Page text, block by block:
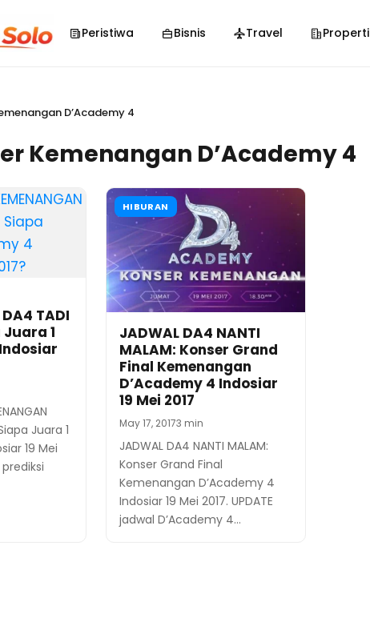
Peristiwa Bisnis Travel Properti
D’Academy 4
Kemenangan D’Academy 4
DA4 TADI
Juara 1
Juara 1
19 Mei
HIBURAN
JADWAL DA4 NANTI
MALAM: Konser Grand
Final Kemenangan
D’Academy 4 Indosiar
19 Mei 2017
May 17, 20173 min
JADWAL DA4 NANTI MALAM:
Konser Grand Final
Kemenangan D’Academy 4
Indosiar 19 Mei 2017. UPDATE
jadwal D’Academy 4…